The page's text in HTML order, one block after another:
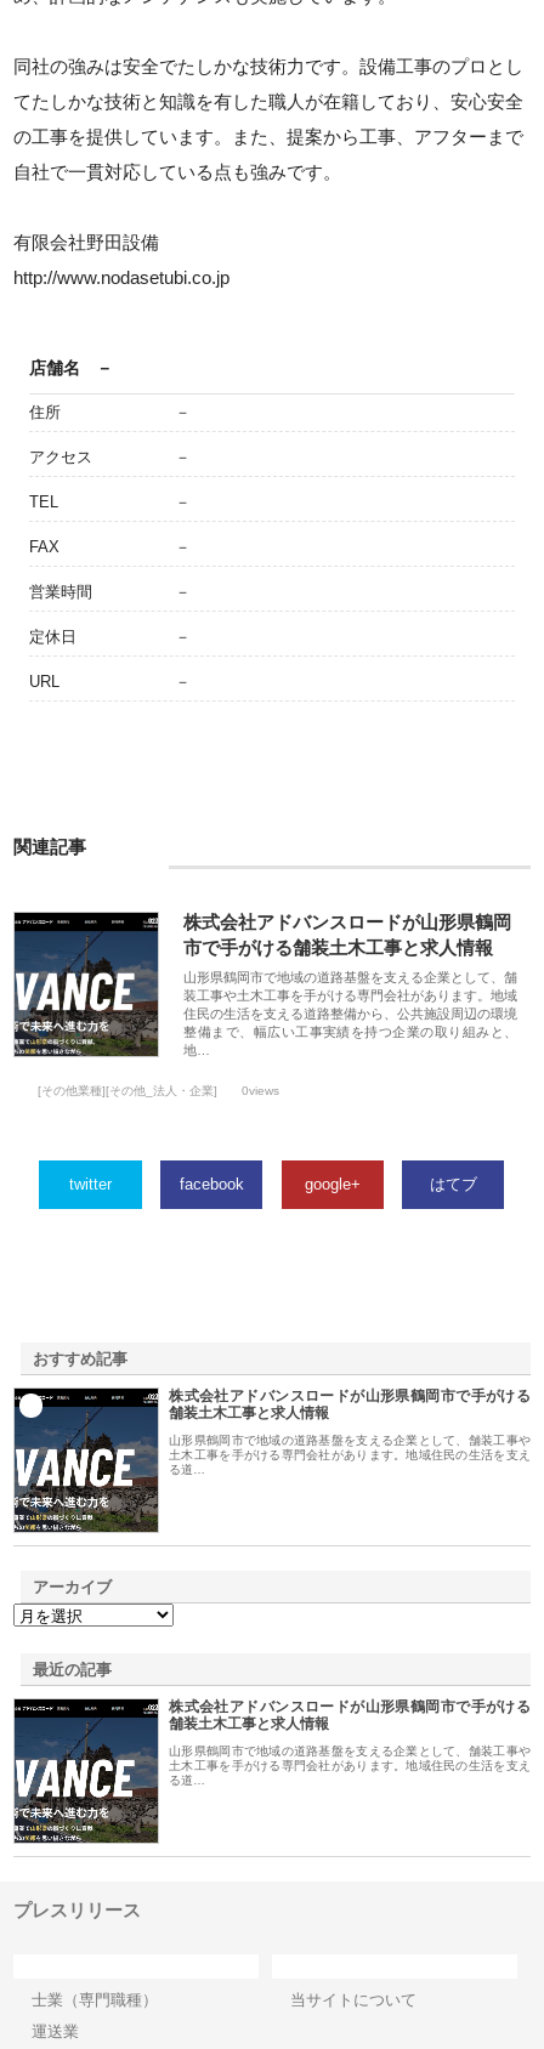
同社の強みは安全でたしかな技術力です。設備工事のプロとし
てたしかな技術と知識を有した職人が在籍しており、安心安全
の工事を提供しています。また、提案から工事、アフターまで
自社で一貫対応している点も強みです。
有限会社野田設備
http://www.nodasetubi.co.jp
店舗名 －
住所 －
アクセス －
TEL －
FAX －
営業時間 －
定休日 －
URL －
関連記事
株式会社アドバンスロードが山形県鶴岡
市で手がける舗装土木工事と求人情報
山形県鶴岡市で地域の道路基盤を支える企業として、舗
装工事や土木工事を手がける専門会社があります。地域
住民の生活を支える道路整備から、公共施設周辺の環境
整備まで、幅広い工事実績を持つ企業の取り組みと、
地…
[その他業種][その他_法人・企業] 0views
twitter facebook google+ はてブ
おすすめ記事
株式会社アドバンスロードが山形県鶴岡市で手がける
舗装土木工事と求人情報
山形県鶴岡市で地域の道路基盤を支える企業として、舗装工事や
土木工事を手がける専門会社があります。地域住民の生活を支え
る道…
アーカイブ
最近の記事
株式会社アドバンスロードが山形県鶴岡市で手がける
舗装土木工事と求人情報
山形県鶴岡市で地域の道路基盤を支える企業として、舗装工事や
土木工事を手がける専門会社があります。地域住民の生活を支え
る道…
プレスリリース
士業（専門職種）
運送業
当サイトについて